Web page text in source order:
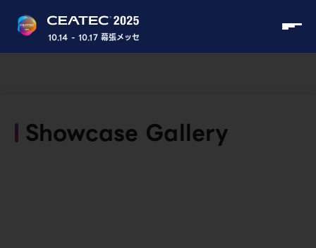
10.14 - 10.17 幕張メッセ
Showcase Gallery